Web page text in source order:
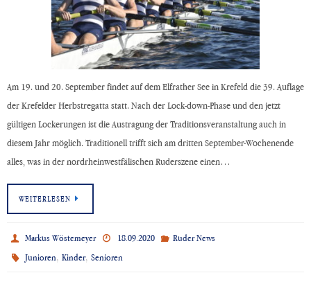
Am 19. und 20. September findet auf dem Elfrather See in Krefeld die 39. Auflage
der Krefelder Herbstregatta statt. Nach der Lock-down-Phase und den jetzt
gültigen Lockerungen ist die Austragung der Traditionsveranstaltung auch in
diesem Jahr möglich. Traditionell trifft sich am dritten September-Wochenende
alles, was in der nordrheinwestfälischen Ruderszene einen…
WEITERLESEN
Markus Wöstemeyer 18.09.2020
Ruder News
Junioren,Kinder,Senioren